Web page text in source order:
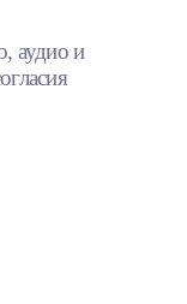
аудио и